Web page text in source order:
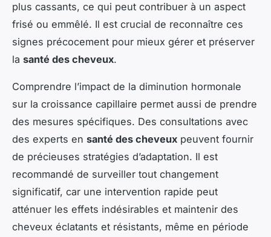
plus cassants, ce qui peut contribuer à un aspect
frisé ou emmêlé. Il est crucial de reconnaître ces
signes précocement pour mieux gérer et préserver
la santé des cheveux.
Comprendre l’impact de la diminution hormonale
sur la croissance capillaire permet aussi de prendre
des mesures spécifiques. Des consultations avec
des experts en santé des cheveux peuvent fournir
de précieuses stratégies d’adaptation. Il est
recommandé de surveiller tout changement
significatif, car une intervention rapide peut
atténuer les effets indésirables et maintenir des
cheveux éclatants et résistants, même en période